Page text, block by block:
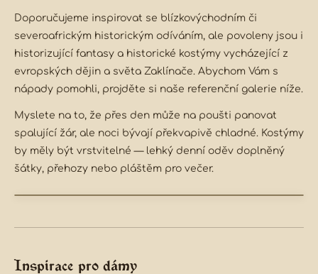
Doporučujeme inspirovat se blízkovýchodním či
severoafrickým historickým odíváním, ale povoleny jsou i
historizující fantasy a historické kostýmy vycházející z
evropských dějin a světa Zaklínače. Abychom Vám s
nápady pomohli, projděte si naše referenční galerie níže.
Myslete na to, že přes den může na poušti panovat
spalující žár, ale noci bývají překvapivě chladné. Kostýmy
by měly být vrstvitelné — lehký denní oděv doplněný
šátky, přehozy nebo pláštěm pro večer.
Inspirace pro dámy